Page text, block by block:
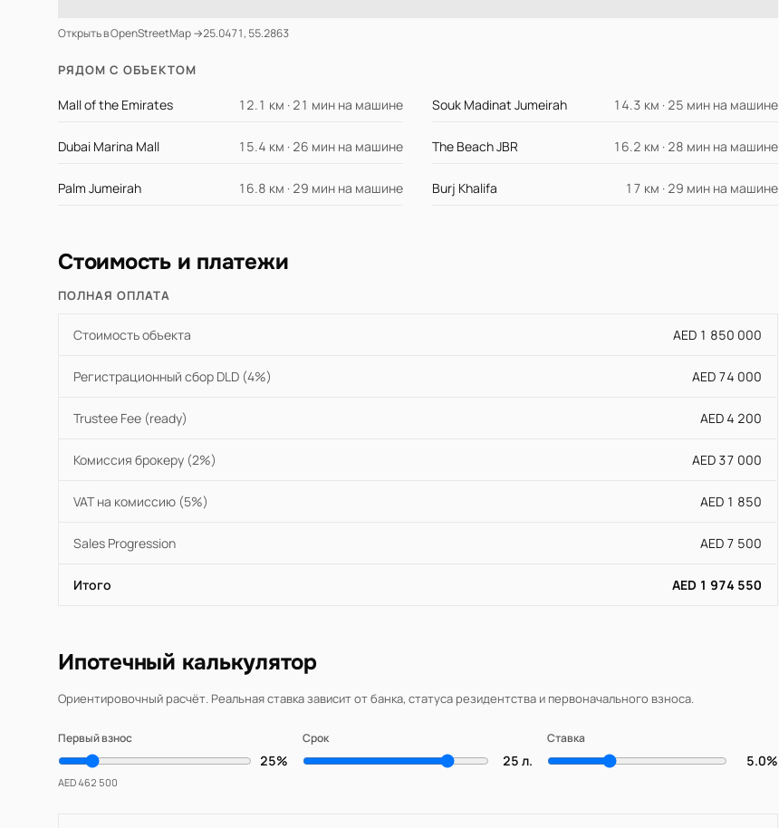
Открыть в OpenStreetMap →25.0471, 55.2863
РЯДОМ С ОБЪЕКТОМ
Mall of the Emirates 12.1 км · 21 мин на машине Souk Madinat Jumeirah 14.3 км · 25 мин на машине
Dubai Marina Mall 15.4 км · 26 мин на машине The Beach JBR 16.2 км · 28 мин на машине
Palm Jumeirah 16.8 км · 29 мин на машине Burj Khalifa 17 км · 29 мин на машине
Стоимость и платежи
ПОЛНАЯ ОПЛАТА
Стоимость объекта AED 1 850 000
Регистрационный сбор DLD (4%) AED 74 000
Trustee Fee (ready) AED 4 200
Комиссия брокеру (2%) AED 37 000
VAT на комиссию (5%) AED 1 850
Sales Progression AED 7 500
Итого AED 1 974 550
Ипотечный калькулятор
Ориентировочный расчёт. Реальная ставка зависит от банка, статуса резидентства и первоначального взноса.
Первый взнос
25%
AED 462 500
Срок
25 л.
Ставка
5.0%